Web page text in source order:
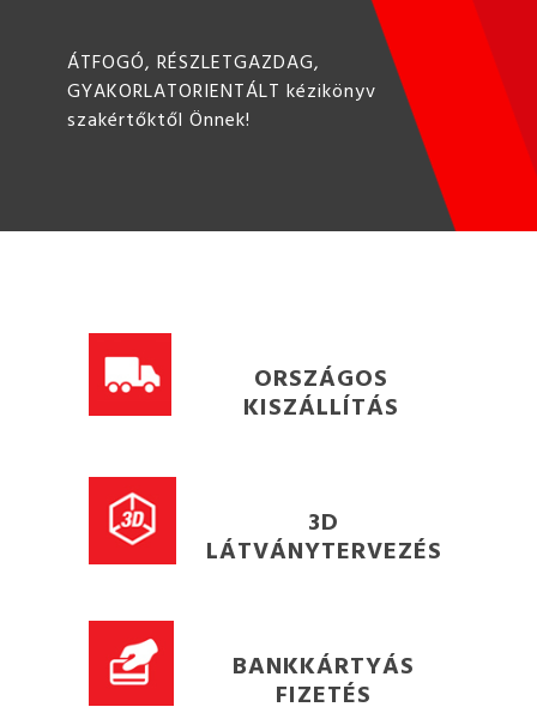
ÁTFOGÓ, RÉSZLETGAZDAG,
GYAKORLATORIENTÁLT kézikönyv
szakértőktől Önnek!
ORSZÁGOS
KISZÁLLÍTÁS
3D
LÁTVÁNYTERVEZÉS
BANKKÁRTYÁS
FIZETÉS